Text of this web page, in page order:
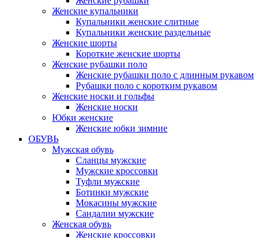
Женские купальники
Купальники женские слитные
Купальники женские раздельные
Женские шорты
Короткие женские шорты
Женские рубашки поло
Женские рубашки поло с длинным рукавом
Рубашки поло с коротким рукавом
Женские носки и гольфы
Женские носки
Юбки женские
Женские юбки зимние
ОБУВЬ
Мужская обувь
Сланцы мужские
Мужские кроссовки
Туфли мужские
Ботинки мужские
Мокасины мужские
Сандалии мужские
Женская обувь
Женские кроссовки